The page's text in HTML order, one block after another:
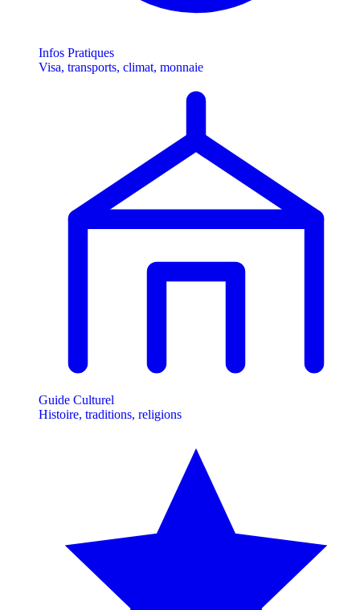
Infos Pratiques
Visa, transports, climat, monnaie
Guide Culturel
Histoire, traditions, religions